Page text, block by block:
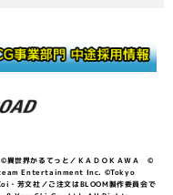
界かるてっと／ＫＡＤＯＫＡＷＡ ©
Entertainment Inc. ©Tokyo
文社／ご注文はBLOOM製作委員会で